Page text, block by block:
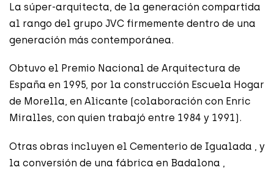
La súper-arquitecta, de la generación compartida
al rango del grupo JVC firmemente dentro de una
generación más contemporánea.
Obtuvo el Premio Nacional de Arquitectura de
España en 1995, por la construcción Escuela Hogar
de Morella, en Alicante (colaboración con Enric
Miralles, con quien trabajó entre 1984 y 1991).
Otras obras incluyen el Cementerio de Igualada , y
la conversión de una fábrica en Badalona ,